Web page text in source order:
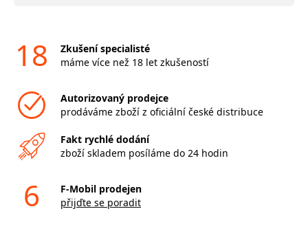
18
Zkušení specialisté
máme více než 18 let zkušeností
Autorizovaný prodejce
prodáváme zboží z oficiální české distribuce
Fakt rychlé dodání
zboží skladem posíláme do 24 hodin
6
F-Mobil prodejen
přijďte se poradit